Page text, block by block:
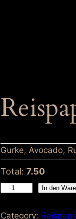
Gurke, Avocado,
Total: 7.50
i
In den
Category: